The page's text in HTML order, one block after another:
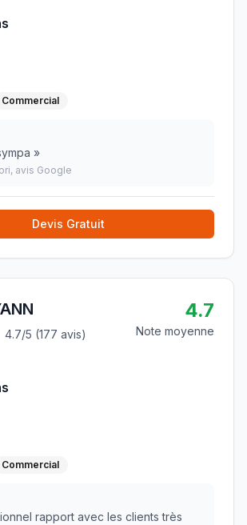
Commercial
»
, avis Google
Devis Gratuit
4.7/5 (177 avis)
4.7
Note moyenne
Commercial
rapport avec les clients très